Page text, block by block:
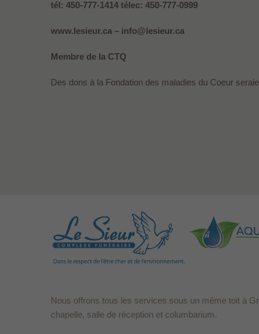
tél: 450-777-1414 télec: 450-777-0999
www.lesieur.ca – info@lesieur.ca
Membre de la CTQ
Des dons à la Fondation des maladies du Coeur
Nous offrons tous les services sous un même toit à
chapelle, salle de réception et columbarium.